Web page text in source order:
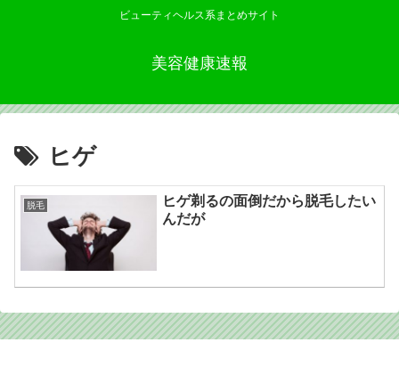
ビューティヘルス系まとめサイト
美容健康速報
ヒゲ
脱毛
ヒゲ剃るの面倒だから脱毛したい
んだが